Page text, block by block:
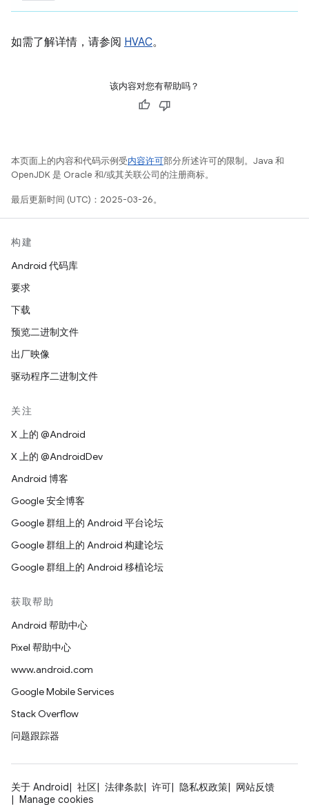
如需了解详情，请参阅 HVAC。
该内容对您有帮助吗？
本页面上的内容和代码示例受内容许可部分所述许可的限制。Java 和
OpenJDK 是 Oracle 和/或其关联公司的注册商标。
最后更新时间 (UTC)：2025-03-26。
构建
Android 代码库
要求
下载
预览二进制文件
出厂映像
驱动程序二进制文件
关注
X 上的 @Android
X 上的 @AndroidDev
Android 博客
Google 安全博客
Google 群组上的 Android 平台论坛
Google 群组上的 Android 构建论坛
Google 群组上的 Android 移植论坛
获取帮助
Android 帮助中心
Pixel 帮助中心
www.android.com
Google Mobile Services
Stack Overflow
问题跟踪器
关于 Android 社区 法律条款 许可 隐私权政策
网站反馈
Manage cookies